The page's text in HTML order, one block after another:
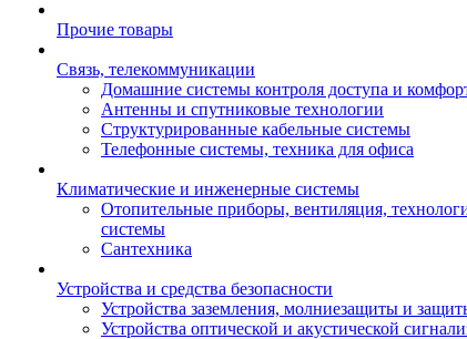
Прочие товары
Связь, телекоммуникации
Домашние системы контроля доступа и
Антенны и спутниковые технологии
Структурированные кабельные системы
Телефонные системы, техника для офиса
Климатические и инженерные системы
Отопительные приборы, вентиляция,
системы
Сантехника
Устройства и средства безопасности
Устройства заземления, молниезащиты и
Устройства оптической и акустической